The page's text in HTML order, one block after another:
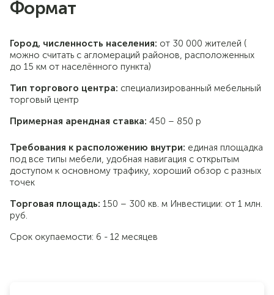
Формат
Город, численность населения: от 30 000 жителей (
можно считать с агломераций районов, расположенных
до 15 км от населённого пункта)
Тип торгового центра: специализированный мебельный
торговый центр
Примерная арендная ставка: 450 – 850 р
Требования к расположению внутри: единая площадка
под все типы мебели, удобная навигация с открытым
доступом к основному трафику, хороший обзор с разных
точек
Торговая площадь: 150 – 300 кв. м Инвестиции: от 1 млн.
руб.
Срок окупаемости: 6 - 12 месяцев